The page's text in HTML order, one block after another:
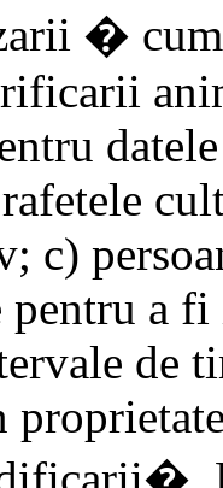
�
c)
pentru a
de